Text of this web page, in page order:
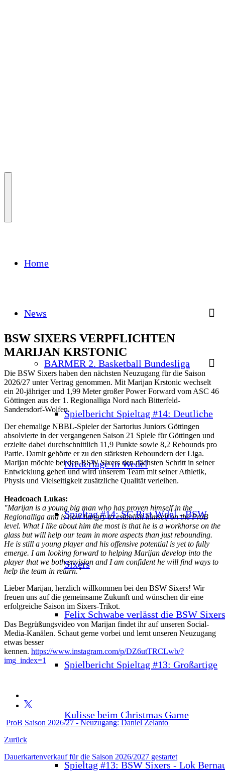
Home
News
BARMER 2. Basketball Bundesliga
Spielbericht Spieltag #14: Deutliche
Niederlage in Wedel
Spieltag #14: SC Rist Wdel - BSW
Sixers
Felix Schwabe verlässt die BSW Sixers
Spielbericht Spieltag #13: Großartige
Kulisse beim Christmas Game
Spieltag #13: BSW Sixers - Lok
BSW SIXERS VERPFLICHTEN
MARIJAN KRSTONIC
Die BSW Sixers haben den nächsten Neuzugang für die Saison
2026/27 unter Vertrag genommen. Mit Marijan Krstonic wechselt
ein 20-jähriger und 1,99 Meter großer Power Forward vom ASC 46
Göttingen aus der 1. Regionalliga Nord nach Bitterfeld-
Sandersdorf-Wolfen.
Der ehemalige NBBL-Spieler der Sartorius Juniors Göttingen
absolvierte in der vergangenen Saison 21 Spiele für Göttingen und
erzielte dabei durchschnittlich 11,9 Punkte sowie 8,2 Rebounds pro
Partie. Damit gehörte er zu den stärksten Reboundern der Liga.
Marijan möchte bei den BSW Sixers den nächsten Schritt in seiner
Entwicklung gehen und wird unserem Team mit seiner Athletik,
Physis und Vielseitigkeit zusätzliche Qualität verleihen.
Headcoach Lukas:
"Marijan is a young big man who has proven himself in the
Regionalliga and is now hungry to establish himself on the ProB
level. What I like about him the most is that he is a workhorse on the
glass but will help our team in more aspects than just rebounding.
He is still a young player and his offensive potential is yet to fully
emerge. I am looking forward to helping Marijan develop into the
player that we both envision and I am confident he will find ways to
help the team in return."
Lieber Marijan, herzlich willkommen bei den BSW Sixers! Wir
freuen uns auf die gemeinsame Zukunft und wünschen dir eine
erfolgreiche Saison im Sixers-Trikot.
Das Begrüßungsvideo von Marijan findet ihr auf unseren Social-
Media-Kanälen. Schaut gerne vorbei und lernt unseren Neuzugang
etwas besser
kennen. https://www.instagram.com/p/DZ6utTRCLwb/?
img_index=1
ProB Saison 2026/27 - Neuzugang: Daniel Zelanto
Zurück
Dauerkartenverkauf für die Saison 2026/2027 gestartet